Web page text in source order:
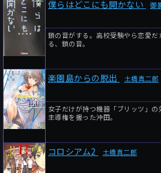
僕らはどこにも開かない 御
鎖の音がする。高校受験やら恋愛
る、鎖の音。
楽園島からの脱出 土橋真二郎
女子だけが持つ機器「ブリッツ」
主導権を握った沖田。
コロシアム2 土橋真二郎